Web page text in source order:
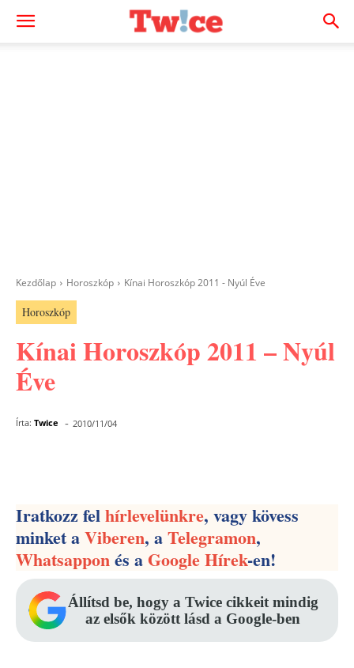
Kezdőlap Horoszkóp Kínai Horoszkóp 2011 - Nyúl Éve
Horoszkóp
Kínai Horoszkóp 2011 – Nyúl
Éve
Írta: Twice - 2010/11/04
Iratkozz felhírlevelünkre, vagy kövess
minket aViberen, aTelegramon,
Whatsapponés aGoogle Hírek-en!
Állítsd be, hogy a Twice cikkeit mindig
az elsők között lásd a Google-ben